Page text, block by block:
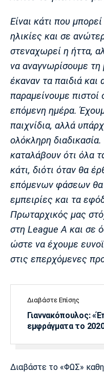
Μπορούσια
Ντόρτμουντ
Μονακό
Πόρτο
Είναι κάτι που
ηλικίες και σε
στεναχωρεί η ήττα,
να αναγνωρίσουμε
έκαναν τα παιδιά
παραμείνουμε
επόμενη ημέρα.
παιχνίδια, αλλά
ολόκληρη
καταλάβουν ότι όλα
κάτι, διότι όταν θα
επόμενων φάσεων θα
εμπειρίες και τα
Πρωταρχικός μας
στη League A και σε
ώστε να έχουμε
στις επερχόμενες
Διαβάστε Επίσης
Γιαννακόπουλος:
εμφράγματα το
Διαβάστε το «ΦΩΣ»